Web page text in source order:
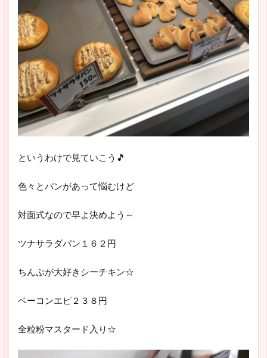
というわけで見ていこう🎵
色々とパンがあって悩むけど
対面式なので早よ決めよう～
ツナサラダパン１６２円
ちんぷが大好きシーチキン☆
ベーコンエピ２３８円
全粒粉マスタード入り☆